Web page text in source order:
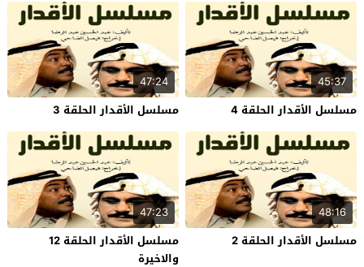
45:37
مسلسل الأقدار الحلقة 4
47:24
مسلسل الأقدار الحلقة 3
48:16
مسلسل الأقدار الحلقة 2
47:23
مسلسل الأقدار الحلقة 12
والاخيرة